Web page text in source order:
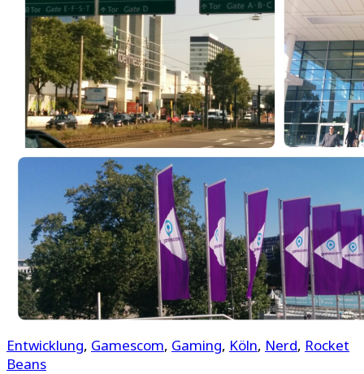
Entwicklung, Gamescom, Gaming, Köln, Nerd, Rocket
Beans